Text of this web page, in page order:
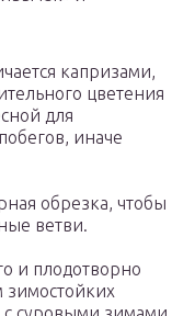
капризами,
цветения
для
иначе
обрезка, чтобы
ветви.
и плодотворно
зимостойких